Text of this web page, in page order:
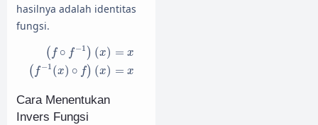
hasilnya adalah identitas
fungsi.
( f ∘ f −1 ) (x) = x
( f−1 (x) ∘ f) (x) = x
− 1 x)=x f 1
Cara Menentukan
Invers Fungsi